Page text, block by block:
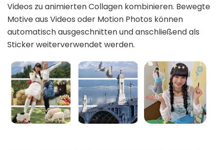
Videos zu animierten Collagen kombinieren. Bewegte
Motive aus Videos oder Motion Photos können
automatisch ausgeschnitten und anschließend als
Sticker weiterverwendet werden.